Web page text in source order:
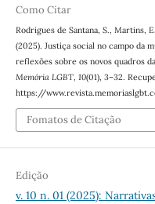
Como Citar
Rodrigues de Santana, S., Martins,
(2025). Justiça social no campo da
reflexões sobre os novos quadros
Memória LGBT, 10(01), 3–32.
https://
Fomatos de Citação
Edição
v. 10 n. 01 (2025):